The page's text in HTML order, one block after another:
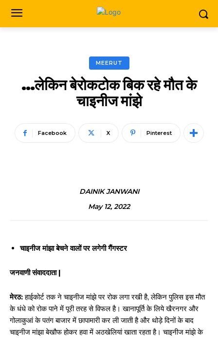
MEERUT
…लेकिन बेरोकटोक बिक रहे मौत के
चाइनीज मांझे
Facebook X Pinterest
DAINIK JANWANI
May 12, 2022
चाइनीज मांझा बेचने वालों पर लगेगी गैंगस्टर
जनवाणी संवाददाता |
मेरठ:हाईकोर्ट तक ने चाइनीज मांझे पर रोक लगा रखी है, लेकिन पुलिस इस मौत
के धंधे को रोक पाने में पूरी तरह से विफल है। खानापूर्ति के लिये खैरनगर और
गोलाकुआं के पतंग बाजार में छापामारी कर ली जाती है और थोड़े दिनों के बाद
चाइनीज मांझा बेखौफ होकर हवा में अठखेलियां खाता रहता है। चाइनीज मांझे के